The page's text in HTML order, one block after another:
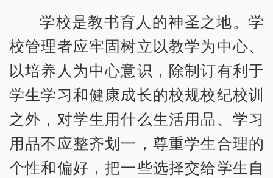
学校是教书育人的神圣之地。学
校管理者应牢固树立以教学为中心、
以培养人为中心意识，除制订有利于
学生学习和健康成长的校规校纪校训
之外，对学生用什么生活用品、学习
用品不应整齐划一，尊重学生合理的
个性和偏好，把一些选择交给学生自